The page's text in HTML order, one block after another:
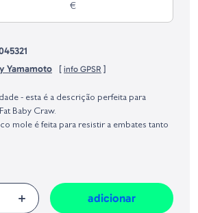
€
Yamamoto [ info GPSR ]
marca, conforme requerido no Regulamento
Produtos (GPSR):
- esta é a descrição perfeita para
Baby Craw.
mole é feita para resistir a embates tanto
em ervas... tudo a que normalmente o
adicionar